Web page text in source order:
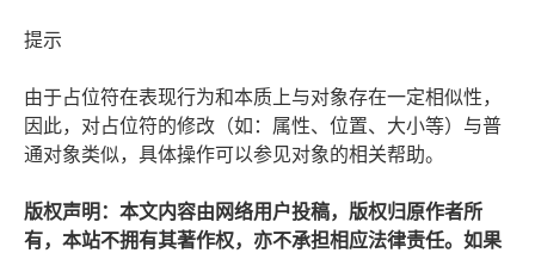
提示
由于占位符在表现行为和本质上与对象存在一定相似性，
因此，对占位符的修改（如：属性、位置、大小等）与普
通对象类似，具体操作可以参见对象的相关帮助。
版权声明：本文内容由网络用户投稿，版权归原作者所
有，本站不拥有其著作权，亦不承担相应法律责任。如果